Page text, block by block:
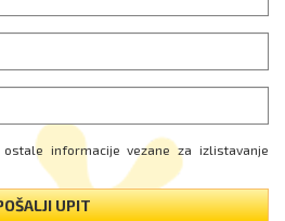
informacije vezane za izlistavanje
UPIT